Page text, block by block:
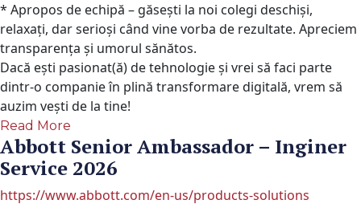
* Apropos de echipă – găsești la noi colegi deschiși,
relaxați, dar serioși când vine vorba de rezultate. Apreciem
transparența și umorul sănătos.
Dacă ești pasionat(ă) de tehnologie și vrei să faci parte
dintr-o companie în plină transformare digitală, vrem să
auzim vești de la tine!
Read More
Abbott Senior Ambassador – Inginer
Service 2026
https://www.abbott.com/en-us/products-solutions